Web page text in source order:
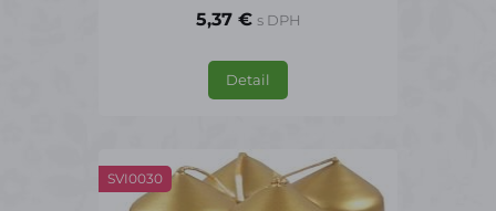
5,37 € s DPH
Detail
SVI0030